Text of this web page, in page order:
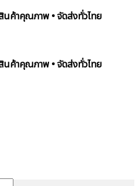
นค้าคุณภาพ • จัดส่งทั่วไทย
นค้าคุณภาพ • จัดส่งทั่วไทย